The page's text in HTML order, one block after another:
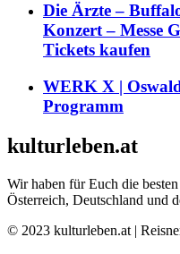
Die Ärzte –
Konzert – Messe
Tickets kaufen
WERK X |
Programm
kulturleben.at
Wir haben für Euch die
Österreich, Deutschland und
© 2023 kulturleben.at |